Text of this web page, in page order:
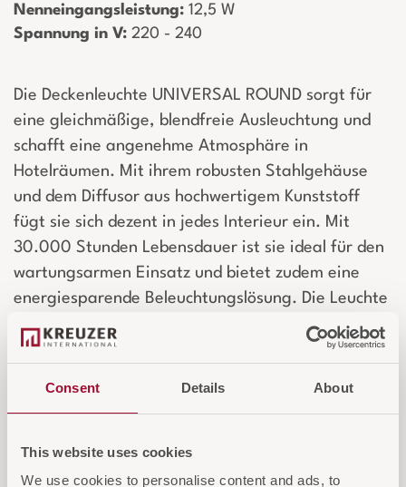
Consent Details About
This website uses cookies
We use cookies to personalise content and ads, to
Nenneingangsleistung: ­ 12,5 W
Spannung in V: ­ 220 - 240
Die Deckenleuchte UNIVERSAL ROUND sorgt für
eine gleichmäßige, blendfreie Ausleuchtung und
schafft eine angenehme Atmosphäre in
Hotelräumen. Mit ihrem robusten Stahlgehäuse
und dem Diffusor aus hochwertigem Kunststoff
fügt sie sich dezent in jedes Interieur ein. Mit
30.000 Stunden Lebensdauer ist sie ideal für den
wartungsarmen Einsatz und bietet zudem eine
energiesparende Beleuchtungslösung. Die Leuchte
lässt sich flexibel an Decke oder Wand montieren
und ist ideal für Flure, Gästezimmer und andere